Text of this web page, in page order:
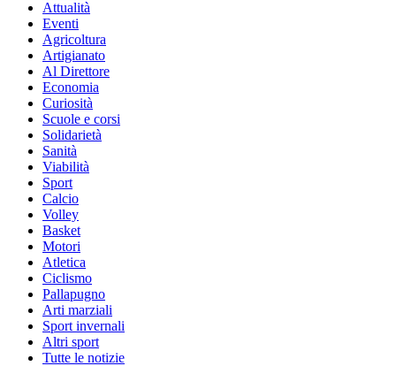
Attualità
Eventi
Agricoltura
Artigianato
Al Direttore
Economia
Curiosità
Scuole e corsi
Solidarietà
Sanità
Viabilità
Sport
Calcio
Volley
Basket
Motori
Atletica
Ciclismo
Pallapugno
Arti marziali
Sport invernali
Altri sport
Tutte le notizie